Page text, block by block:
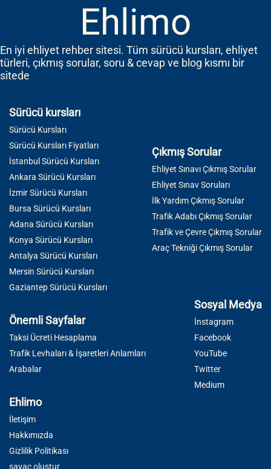
Ehlimo
En iyi ehliyet rehber sitesi. Tüm sürücü kursları, ehliyet
türleri, çıkmış sorular, soru & cevap ve blog kısmı bir
sitede
Sürücü kursları
Sürücü Kursları
Sürücü Kursları Fiyatları
İstanbul Sürücü Kursları
Ankara Sürücü Kursları
İzmir Sürücü Kursları
Bursa Sürücü Kursları
Adana Sürücü Kursları
Konya Sürücü Kursları
Antalya Sürücü Kursları
Mersin Sürücü Kursları
Gaziantep Sürücü Kursları
Çıkmış Sorular
Ehliyet Sınavı Çıkmış Sorular
Ehliyet Sınav Soruları
İlk Yardım Çıkmış Sorular
Trafik Adabı Çıkmış Sorular
Trafik ve Çevre Çıkmış Sorular
Araç Tekniği Çıkmış Sorular
Önemli Sayfalar
Taksi Ücreti Hesaplama
Trafik Levhaları & İşaretleri Anlamları
Arabalar
Sosyal Medya
İnstagram
Facebook
YouTube
Twitter
Medium
Ehlimo
İletişim
Hakkımızda
Gizlilik Politikası
sayaç oluştur